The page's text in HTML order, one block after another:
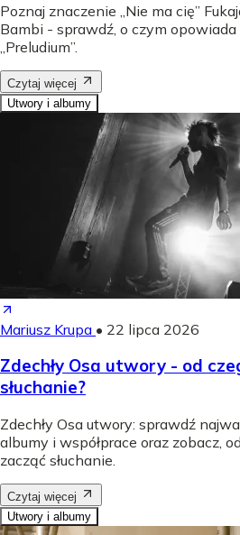
Poznaj znaczenie „Nie ma cię”
Bambi - sprawdź, o czym opowiada
„Preludium”.
Czytaj więcej
Utwory i albumy
Mariusz Krupa • 22 lipca 2026
Zdechły Osa utwory - od
słuchanie?
Zdechły Osa utwory: sprawdź
albumy i współprace oraz zobacz,
zacząć słuchanie.
Czytaj więcej
Utwory i albumy